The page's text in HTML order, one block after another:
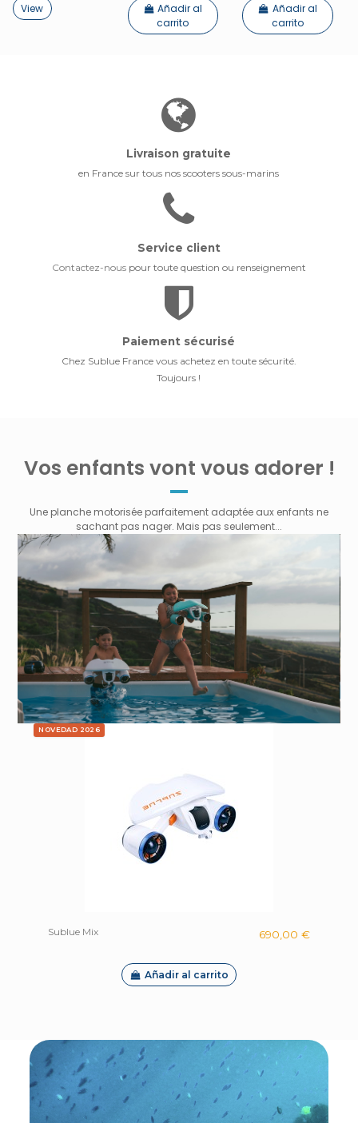
View
Añadir al
carrito
Añadir al
carrito
Livraison gratuite
en France sur tous nos scooters sous-marins
Service client
Contactez-nouspour toute question ou renseignement
Paiement sécurisé
Chez Sublue France vous achetez en toute sécurité.
Toujours !
Vos enfants vont vous adorer !
Une planche motorisée parfaitement adaptée aux enfants ne
sachant pas nager. Mais pas seulement...
NOVEDAD 2026
Sublue Mix 690,00 €
Añadir al carrito